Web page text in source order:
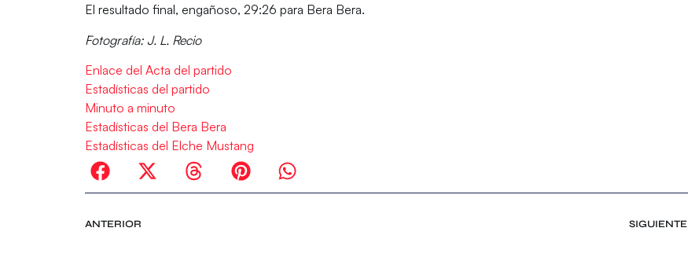
El resultado final, engañoso, 29:26 para Bera Bera.
Fotografía: J. L. Recio
Enlace del Acta del partido
Estadísticas del partido
Minuto a minuto
Estadísticas del Bera Bera
Estadísticas del Elche Mustang
ANTERIOR SIGUIENTE